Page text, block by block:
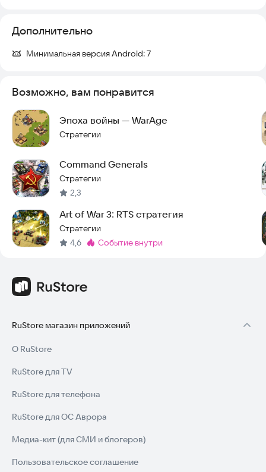
Дополнительно
Минимальная версия Android:7
Возможно, вам понравится
Эпоха войны — WarAge
Стратегии
Command Generals
Стратегии
2,3
Art of War 3: RTS стратегия
Стратегии
4,6 Метка:
событие внутри
RuStore магазин приложений
О RuStore
RuStore для TV
RuStore для телефона
RuStore для ОС Аврора
Медиа-кит (для СМИ и блогеров)
Пользовательское соглашение